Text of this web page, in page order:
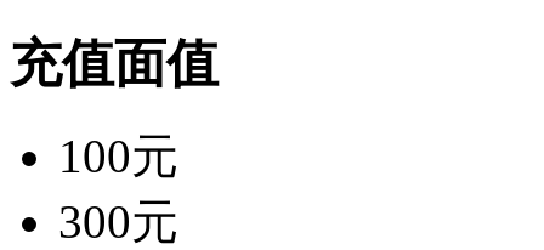
充值面值
100元
300元